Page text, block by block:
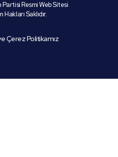
Partisi Resmi Web Sitesi
Saklıdır.
Çerez Politikamız